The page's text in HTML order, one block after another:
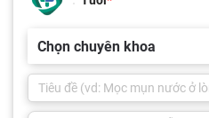
Chọn chuyên khoa